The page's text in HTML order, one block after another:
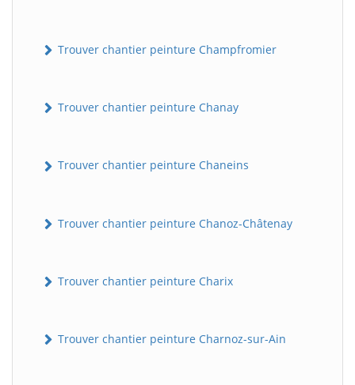
Trouver chantier peinture Champfromier
Trouver chantier peinture Chanay
Trouver chantier peinture Chaneins
Trouver chantier peinture Chanoz-Châtenay
Trouver chantier peinture Charix
Trouver chantier peinture Charnoz-sur-Ain